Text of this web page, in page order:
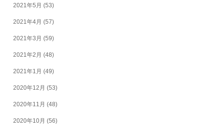
2021年5月 (53)
2021年4月 (57)
2021年3月 (59)
2021年2月 (48)
2021年1月 (49)
2020年12月 (53)
2020年11月 (48)
2020年10月 (56)